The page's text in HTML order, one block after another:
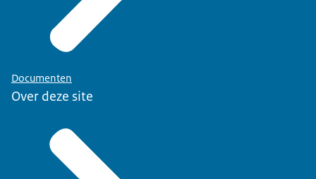
Documenten
Over deze site